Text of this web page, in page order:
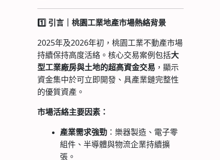
1️ 引言｜桃園工業地產市場熱絡背景
2025年及2026年初，桃園工業不動產市場
持續保持高度活絡。核心交易案例包括大
型工業廠房與土地的超高資金交易 ，顯示
資金集中於可立即開發、具產業鏈完整性
的優質資產。
市場活絡主要因素：
產業需求強勁：樂器製造、電子零
組件、半導體與物流企業持續擴
張。